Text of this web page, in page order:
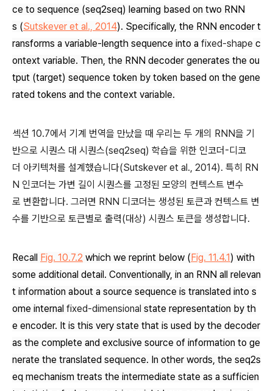
ce to sequence (seq2seq) learning based on two RNN
s (Sutskever et al., 2014). Specifically, the RNN encoder t
ransforms a variable-length sequence into a fixed-shape c
ontext variable. Then, the RNN decoder generates the ou
tput (target) sequence token by token based on the gene
rated tokens and the context variable.
섹션 10.7에서 기계 번역을 만났을 때 우리는 두 개의 RNN을 기
반으로 시퀀스 대 시퀀스(seq2seq) 학습을 위한 인코더-디코
더 아키텍처를 설계했습니다(Sutskever et al., 2014). 특히 RN
N 인코더는 가변 길이 시퀀스를 고정된 모양의 컨텍스트 변수
로 변환합니다. 그러면 RNN 디코더는 생성된 토큰과 컨텍스트 변
수를 기반으로 토큰별로 출력(대상) 시퀀스 토큰을 생성합니다.
Recall Fig. 10.7.2 which we reprint below ( Fig. 11.4.1 ) with
some additional detail. Conventionally, in an RNN all relevan
t information about a source sequence is translated into s
ome internal fixed-dimensional state representation by th
e encoder. It is this very state that is used by the decoder
as the complete and exclusive source of information to ge
nerate the translated sequence. In other words, the seq2s
eq mechanism treats the intermediate state as a sufficien